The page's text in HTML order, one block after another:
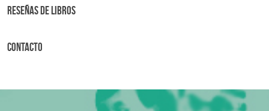
Reseñas de libros
Contacto